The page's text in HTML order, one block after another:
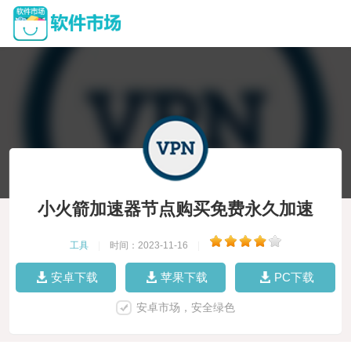
小火箭加速器节点购买免费永久加速
工具 时间：2023-11-16
安卓下载 苹果下载 PC下载
安卓市场，安全绿色